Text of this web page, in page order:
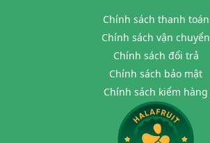
Chính sách thanh toán
Chính sách vận chuyển
Chính sách đổi trả
Chính sách bảo mật
Chính sách kiểm hàng